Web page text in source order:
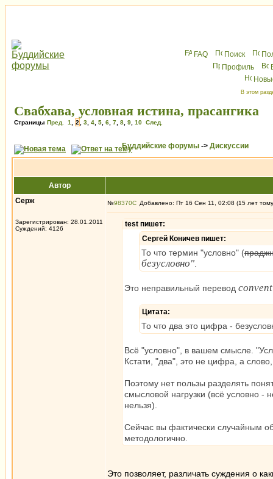
FAQ Поиск
Профиль
В этом
Свабхава, условная истина, прасангика
Страницы Пред. 1 2 3 4 5 6 7 8 9 10 След.
Буддийские форумы -> Дискуссии
Автор
Серж
Зарегистрирован: 28.01.2011
Суждений: 4126
№98370 Добавлено: Пт 16 Сен 11, 02:08 (15 лет
test пишет:
Сергей Коничев пишет:
То что термин "условно" (
безусловно"
Это неправильный перевод
Цитата:
То что два это цифра -
Всё "условно", в вашем смысле.
Кстати, "два", это не цифра, а
Поэтому нет пользы разделять
смысловой нагрузки (всё условно -
нельзя).
Сейчас вы фактически случайным
методологично.
Это позволяет, различать суждения о